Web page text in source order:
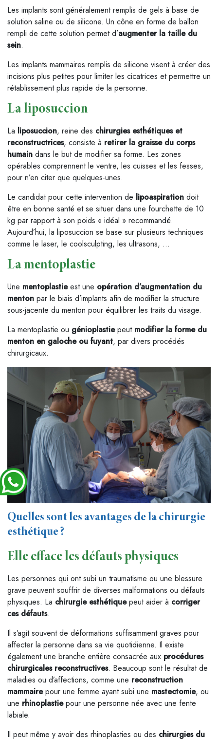
Les implants sont généralement remplis de gels à base de
solution saline ou de silicone. Un cône en forme de ballon
rempli de cette solution permet d’augmenter la taille du
sein.
Les implants mammaires remplis de silicone visent à créer des
incisions plus petites pour limiter les cicatrices et permettre un
rétablissement plus rapide de la personne.
La liposuccion
La liposuccion, reine des chirurgies esthétiques et
reconstructrices, consiste à retirer la graisse du corps
humain dans le but de modifier sa forme. Les zones
opérables comprennent le ventre, les cuisses et les fesses,
pour n’en citer que quelques-unes.
Le candidat pour cette intervention de lipoaspiration doit
être en bonne santé et se situer dans une fourchette de 10
kg par rapport à son poids « idéal » recommandé.
Aujourd’hui, la liposuccion se base sur plusieurs techniques
comme le laser, le coolsculpting, les ultrasons, …
La mentoplastie
Une mentoplastieest une opération d’augmentation du
menton par le biais d’implants afin de modifier la structure
sous-jacente du menton pour équilibrer les traits du visage.
La mentoplastie ou génioplastiepeut modifier la forme du
menton en galoche ou fuyant, par divers procédés
chirurgicaux.
Quelles sont les avantages de la chirurgie
esthétique ?
Elle efface les défauts physiques
Les personnes qui ont subi un traumatisme ou une blessure
grave peuvent souffrir de diverses malformations ou défauts
physiques. La chirurgie esthétiquepeut aider à corriger
ces défauts.
Il s’agit souvent de déformations suffisamment graves pour
affecter la personne dans sa vie quotidienne. Il existe
également une branche entière consacrée aux procédures
chirurgicales reconstructives. Beaucoup sont le résultat de
maladies ou d’affections, comme une reconstruction
mammairepour une femme ayant subi une mastectomie, ou
une rhinoplastiepour une personne née avec une fente
labiale.
Il peut même y avoir des rhinoplasties ou des chirurgies du